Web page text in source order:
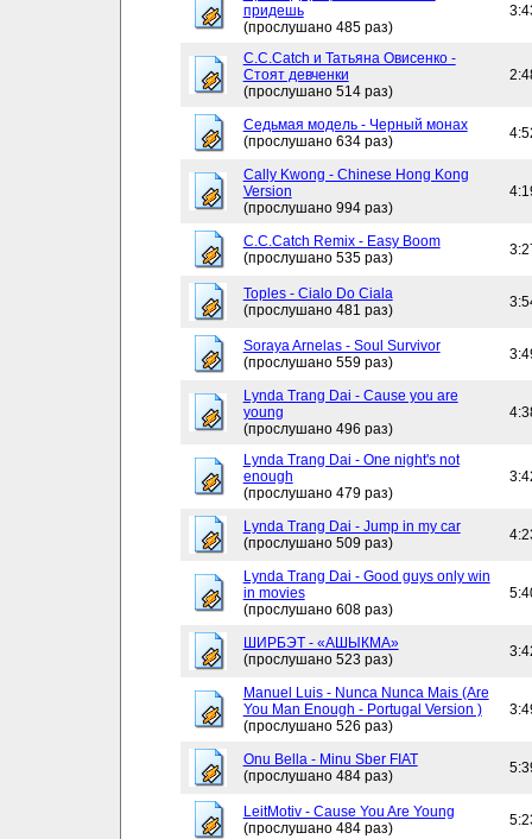
придешь
(прослушано 485 раз)
C.C.Catch и Татьяна Овисенко -
Стоят девченки
(прослушано 514 раз)
Седьмая модель - Черный монах
(прослушано 634 раз)
Cally Kwong - Chinese Hong Kong
Version
(прослушано 994 раз)
C.C.Catch Remix - Easy Boom
(прослушано 535 раз)
Toples - Cialo Do Ciala
(прослушано 481 раз)
Soraya Arnelas - Soul Survivor
(прослушано 559 раз)
Lynda Trang Dai - Cause you are
young
(прослушано 496 раз)
Lynda Trang Dai - One night's not
enough
(прослушано 479 раз)
Lynda Trang Dai - Jump in my car
(прослушано 509 раз)
Lynda Trang Dai - Good guys only win
in movies
(прослушано 608 раз)
ШИРБЭТ - «АШЫКМА»
(прослушано 523 раз)
Manuel Luis - Nunca Nunca Mais (Are
You Man Enough - Portugal Version )
(прослушано 526 раз)
Onu Bella - Minu Sber FIAT
(прослушано 484 раз)
LeitMotiv - Cause You Are Young
(прослушано 484 раз)